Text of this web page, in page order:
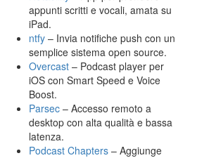
appunti scritti e vocali, amata su
iPad.
ntfy – Invia notifiche push con un
semplice sistema open source.
Overcast – Podcast player per
iOS con Smart Speed e Voice
Boost.
Parsec – Accesso remoto a
desktop con alta qualità e bassa
latenza.
Podcast Chapters – Aggiunge